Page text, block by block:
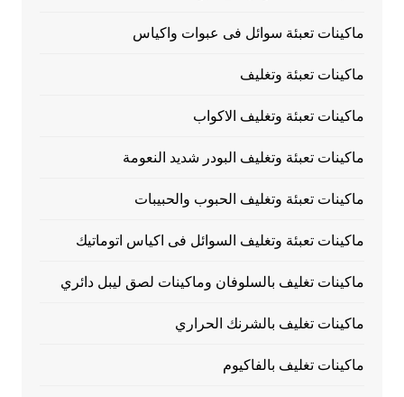
ماكينات تعبئة سوائل فى عبوات واكياس
ماكينات تعبئة وتغليف
ماكينات تعبئة وتغليف الاكواب
ماكينات تعبئة وتغليف البودر شديد النعومة
ماكينات تعبئة وتغليف الحبوب والحبيبات
ماكينات تعبئة وتغليف السوائل فى اكياس اتوماتيك
ماكينات تغليف بالسلوفان وماكينات لصق ليبل دائري
ماكينات تغليف بالشرنك الحراري
ماكينات تغليف بالفاكيوم